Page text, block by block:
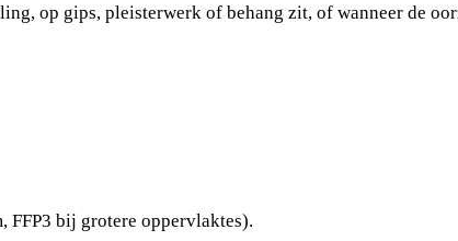
op gips, pleisterwerk of behang zit, of wanneer de
FFP3 bij grotere oppervlaktes).